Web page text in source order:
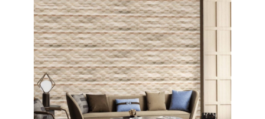
原Line已滿 無法加Line好友 請親愛的客戶加入
LINE官方帳號@a0975005573